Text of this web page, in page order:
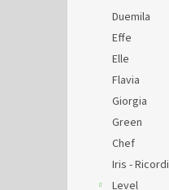
Duemila
Effe
Elle
Flavia
Giorgia
Green
Chef
Iris - Ricordi
Level